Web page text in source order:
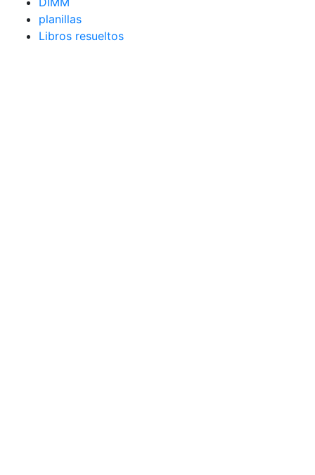
planillas
Libros resueltos